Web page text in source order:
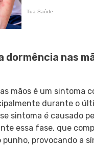
dormência nas
mãos é um sintoma
durante o
sintoma é causado
essa fase, que
punho, provocando a